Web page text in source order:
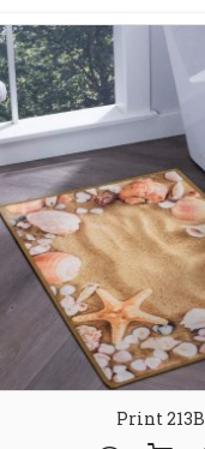
Print 213В